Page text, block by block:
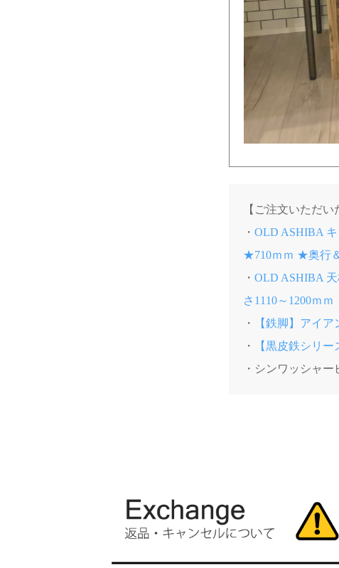
【ご注文いただ
・ OLD ASHIBA
★710ｍｍ ★奥行
・ OLD ASHIBA
さ1110～1200ｍｍ
・
【鉄脚】アイ
・
【黒皮鉄シリ
・シンワッシャ